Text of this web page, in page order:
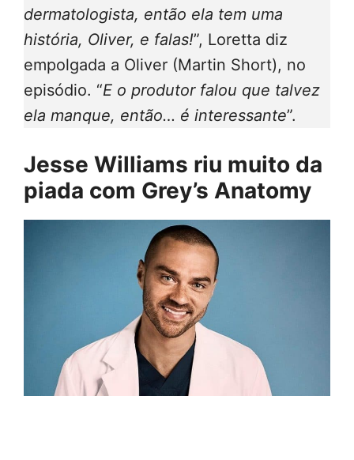
dermatologista, então ela tem uma
história, Oliver, e falas!”, Loretta diz
empolgada a Oliver (Martin Short), no
episódio. “E o produtor falou que talvez
ela manque, então… é interessante”.
Jesse Williams riu muito da
piada com Grey’s Anatomy